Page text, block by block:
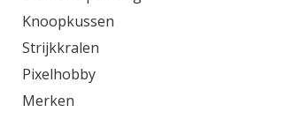
Knoopkussen
Strijkkralen
Pixelhobby
Merken